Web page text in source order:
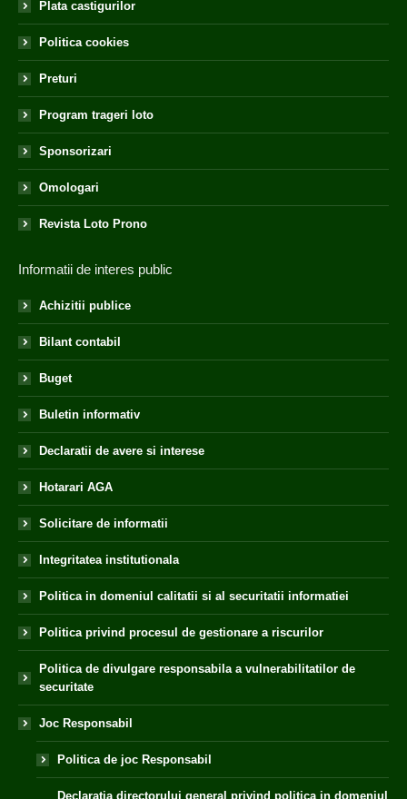
Plata castigurilor
Politica cookies
Preturi
Program trageri loto
Sponsorizari
Omologari
Revista Loto Prono
Informatii de interes public
Achizitii publice
Bilant contabil
Buget
Buletin informativ
Declaratii de avere si interese
Hotarari AGA
Solicitare de informatii
Integritatea institutionala
Politica in domeniul calitatii si al securitatii informatiei
Politica privind procesul de gestionare a riscurilor
Politica de divulgare responsabila a vulnerabilitatilor de
securitate
Joc Responsabil
Politica de joc Responsabil
Declaratia directorului general privind politica in domeniul